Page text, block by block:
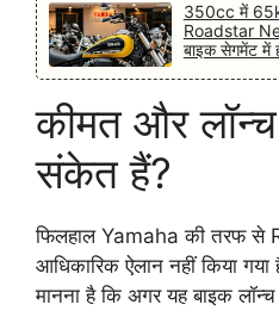
350cc में
Roadstar
बाइक सेगमेंट में
कीमत और
संकेत हैं?
फिलहाल Yamaha की तरफ से
आधिकारिक ऐलान नहीं किया
मानना है कि अगर यह बाइक